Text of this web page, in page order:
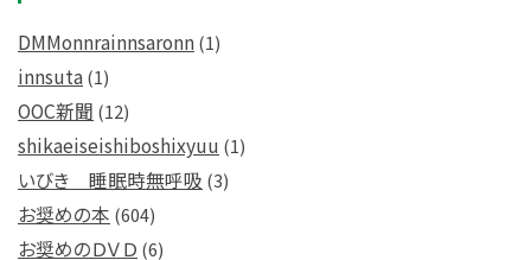
DMMonnrainnsaronn(1)
innsuta(1)
OOC新聞 (12)
shikaeiseishiboshixyuu (1)
いびき 睡眠時無呼吸 (3)
お奨めの本 (604)
お奨めのＤＶＤ (6)